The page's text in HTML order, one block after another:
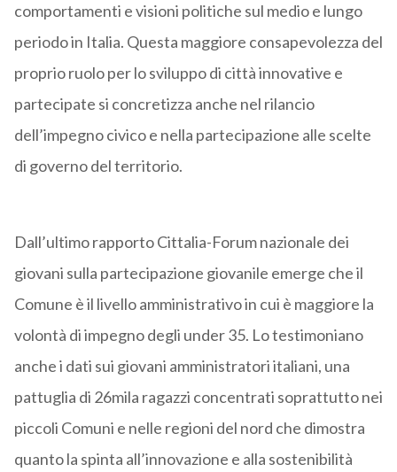
comportamenti e visioni politiche sul medio e lungo
periodo in Italia. Questa maggiore consapevolezza del
proprio ruolo per lo sviluppo di città innovative e
partecipate si concretizza anche nel rilancio
dell’impegno civico e nella partecipazione alle scelte
di governo del territorio.
Dall’ultimo rapporto Cittalia-Forum nazionale dei
giovani sulla partecipazione giovanile emerge che il
Comune è il livello amministrativo in cui è maggiore la
volontà di impegno degli under 35. Lo testimoniano
anche i dati sui giovani amministratori italiani, una
pattuglia di 26mila ragazzi concentrati soprattutto nei
piccoli Comuni e nelle regioni del nord che dimostra
quanto la spinta all’innovazione e alla sostenibilità